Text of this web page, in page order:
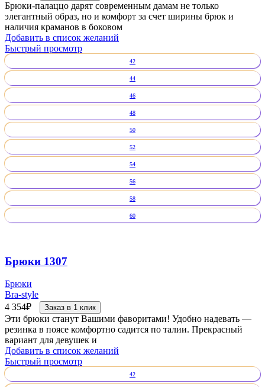
Брюки-палаццо дарят современным дамам не только
элегантный образ, но и комфорт за счет ширины брюк и
наличия краманов в боковом
Добавить в список желаний
Быстрый просмотр
42
44
46
48
50
52
54
56
58
60
Брюки 1307
Брюки
Bra-style
4 354₽ Заказ в 1 клик
Эти брюки станут Вашими фаворитами! Удобно надевать —
резинка в поясе комфортно садится по талии. Прекрасный
вариант для девушек и
Добавить в список желаний
Быстрый просмотр
42